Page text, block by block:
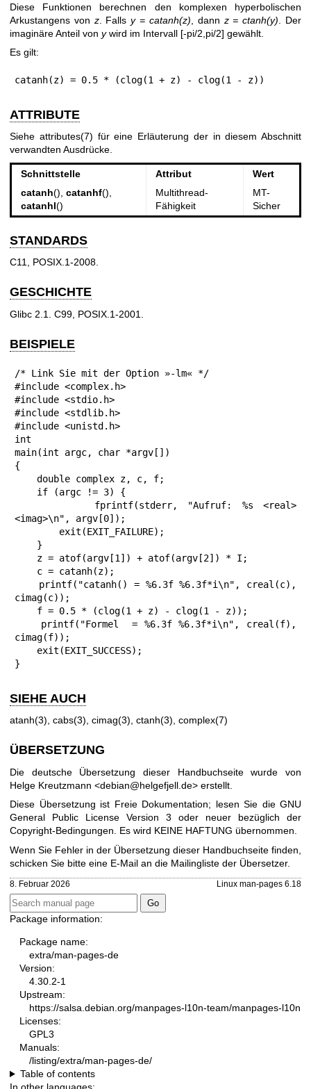
Diese Funktionen berechnen den komplexen hyperbolischen
Arkustangens von z. Fallsy = catanh(z) , dann z = ctanh(y) . Der
imaginäre Anteil von ywird im Intervall [-pi/2,pi/2] gewählt.
Es gilt:
catanh(z) = 0.5 * (clog(1 + z) - clog(1 - z))
ATTRIBUTE
Siehe attributes(7) für eine Erläuterung der in diesem Abschnitt
verwandten Ausdrücke.
Schnittstelle Attribut
Wert
catanh(), catanhf(),
catanhl()
Multithread-
Fähigkeit
MT-
Sicher
STANDARDS
C11, POSIX.1-2008.
GESCHICHTE
Glibc 2.1. C99, POSIX.1-2001.
BEISPIELE
/* Link Sie mit der Option »-lm« */
#include <complex.h>
#include <stdio.h>
#include <stdlib.h>
#include <unistd.h>
int
main(int argc, char *argv[])
{
<imag>\n", argv[0]);
cimag(c));
cimag(f));
}
SIEHE AUCH
atanh(3), cabs(3), cimag(3), ctanh(3), complex(7)
ÜBERSETZUNG
Die deutsche Übersetzung dieser Handbuchseite wurde von
Helge Kreutzmann <debian@helgefjell.de> erstellt.
Diese Übersetzung ist Freie Dokumentation; lesen Sie die GNU
General Public License Version 3 oder neuer bezüglich der
Copyright-Bedingungen. Es wird KEINE HAFTUNG übernommen.
Wenn Sie Fehler in der Übersetzung dieser Handbuchseite finden,
schicken Sie bitte eine E-Mail an die Mailingliste der Übersetzer.
8. Februar 2026 Linux man-pages 6.18
Package information:
Package name:
extra/man-pages-de
Version:
4.30.2-1
Upstream:
https://salsa.debian.org/manpages-l10n-team/manpages-l10n
Licenses:
GPL3
Manuals:
/listing/extra/man-pages-de/
Table of contents